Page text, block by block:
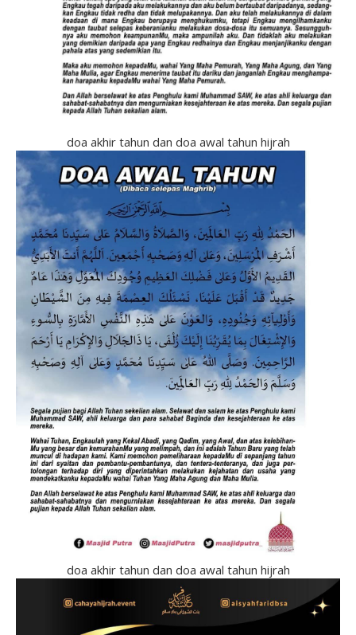
doa akhir tahun dan doa awal tahun hijrah
doa akhir tahun dan doa awal tahun hijrah